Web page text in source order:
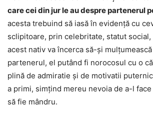
care cei din jur le au despre partenerul
acesta trebuind să iasă în evidență cu
sclipitoare, prin celebritate, statut social,
acest nativ va încerca să-și
partenerul, el putând fi norocosul cu o
plină de admiratie și de motivatii
a primi, simțind mereu nevoia de a-l
să fie mândru.